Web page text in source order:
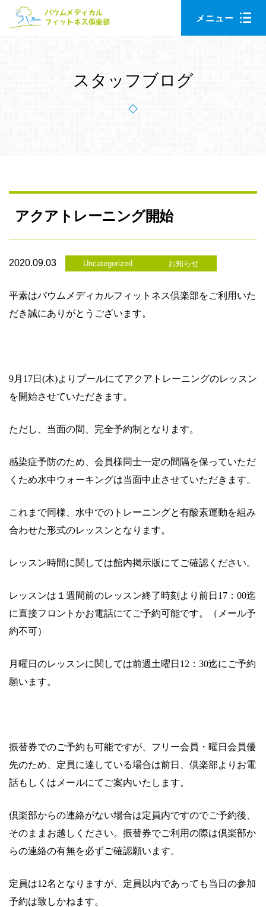
Skip
Skip
メニュー
スタッフブログ
アクアトレーニング開始
2020.09.03 Uncategorized お知らせ
平素はバウムメディカルフィットネス倶楽部をご利用いた
だき誠にありがとうございます。
9月 17日 (木)よりプールにてアクアトレーニングのレッスン
を開始させていただきます。
ただし、当面の間、完全予約制となります。
感染症予防のため、会員様同士一定の間隔を保っていただ
くため水中ウォーキングは当面中止させていただきます。
これまで同様、水中でのトレーニングと有酸素運動を組み
合わせた形式のレッスンとなります。
レッスン時間に関しては館内掲示版にてご確認ください。
レッスンは１週間前のレッスン終了時刻より前日 17 ： 00迄
に直接フロントかお電話にてご予約可能です。（メール予
約不可）
月曜日のレッスンに関しては前週土曜日 12 ： 30迄にご予約
願います。
振替券でのご予約も可能ですが、フリー会員・曜日会員優
先のため、定員に達している場合は前日、倶楽部よりお電
話もしくはメールにてご案内いたします。
倶楽部からの連絡がない場合は定員内ですのでご予約後、
そのままお越しください。振替券でご利用の際は倶楽部か
らの連絡の有無を必ずご確認願います。
定員は12名となりますが、定員以内であっても当日の参加
予約は致しかねます。